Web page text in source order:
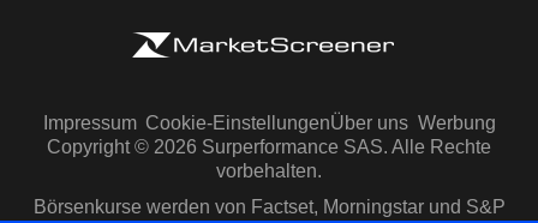
Impressum Cookie-EinstellungenÜber uns Werbung
Copyright © 2026 Surperformance SAS. Alle Rechte
vorbehalten.
Börsenkurse werden von Factset, Morningstar und S&P